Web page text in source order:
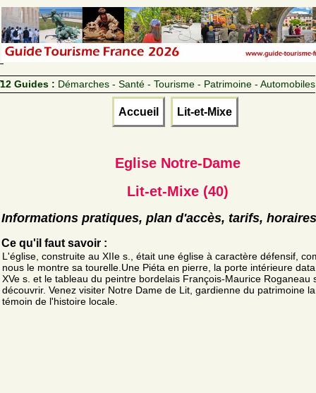
12 Guides : Démarches - Santé - Tourisme - Patrimoine - Automobiles
Accueil Lit-et-Mixe
Eglise Notre-Dame
Lit-et-Mixe (40)
Informations pratiques, plan d'accès, tarifs, horaires
Ce qu'il faut savoir :
L'église, construite au XIIe s., était une église à caractère défensif,
nous le montre sa tourelle.Une Piéta en pierre, la porte intérieure
XVe s. et le tableau du peintre bordelais François-Maurice Roganeau
découvrir. Venez visiter Notre Dame de Lit, gardienne du patrimoine
témoin de l'histoire locale.